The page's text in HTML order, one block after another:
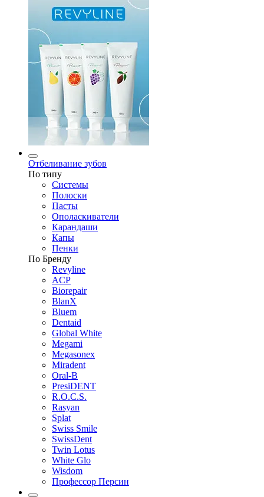
Отбеливание зубов
По типу
Системы
Полоски
Пасты
Ополаскиватели
Карандаши
Капы
Пенки
По Бренду
Revyline
ACP
Biorepair
BlanX
Bluem
Dentaid
Global White
Megami
Megasonex
Miradent
Oral-B
PresiDENT
R.O.C.S.
Rasyan
Splat
Swiss Smile
SwissDent
Twin Lotus
White Glo
Wisdom
Профессор Персин